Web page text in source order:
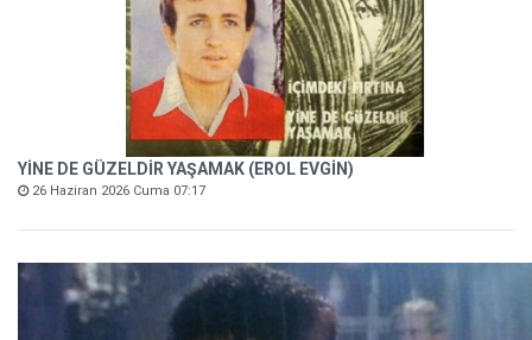
YİNE DE GÜZELDİR YAŞAMAK (EROL EVGİN)
26 Haziran 2026 Cuma 07:17